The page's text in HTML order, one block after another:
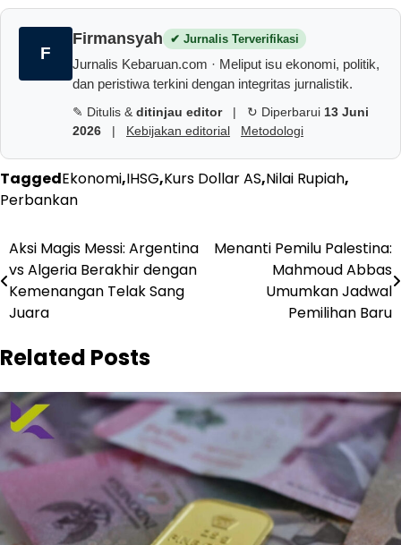
F
Firmansyah ✔ Jurnalis Terverifikasi
Jurnalis Kebaruan.com · Meliput isu ekonomi, politik,
dan peristiwa terkini dengan integritas jurnalistik.
✎ Ditulis & ditinjau editor| ↻ Diperbarui 13 Juni
2026 | Kebijakan editorial Metodologi
TaggedEkonomi,IHSG,Kurs Dollar AS,Nilai Rupiah,
Perbankan
Navigasi
pos
Aksi Magis Messi: Argentina
vs Algeria Berakhir dengan
Kemenangan Telak Sang
Juara
Menanti Pemilu Palestina:
Mahmoud Abbas
Umumkan Jadwal
Pemilihan Baru
Related Posts